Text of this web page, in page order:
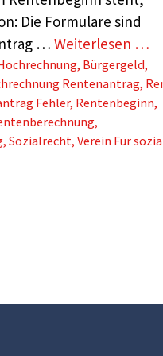
Die Formulare sind
… Weiterlesen …
, Bürgergeld,
Rentenantrag,
Fehler, Rentenbeginn,
,
, Sozialrecht, Verein Für